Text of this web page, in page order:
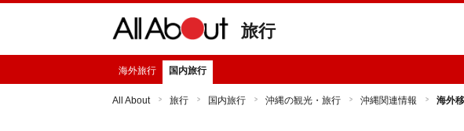
旅行
海外旅行 国内旅行
All About 旅行 国内旅行 沖縄の観光・旅行 沖縄関連情報 海外